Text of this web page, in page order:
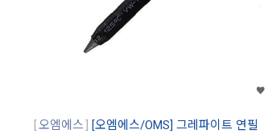
오엠에스
[오엠에스/OMS] 그레파이트 연필